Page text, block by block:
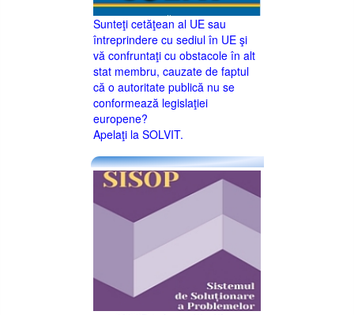
Sunteţi cetăţean al UE sau
întreprindere cu sediul în UE şi
vă confruntaţi cu obstacole în alt
stat membru, cauzate de faptul
că o autoritate publică nu se
conformează legislaţiei
europene?
Apelaţi la SOLVIT.